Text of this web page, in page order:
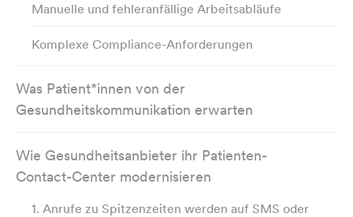
Manuelle und fehleranfällige Arbeitsabläufe
Komplexe Compliance-Anforderungen
Was Patient*innen von der
Gesundheitskommunikation erwarten
Wie Gesundheitsanbieter ihr Patienten-
Contact-Center modernisieren
1. Anrufe zu Spitzenzeiten werden auf SMS oder